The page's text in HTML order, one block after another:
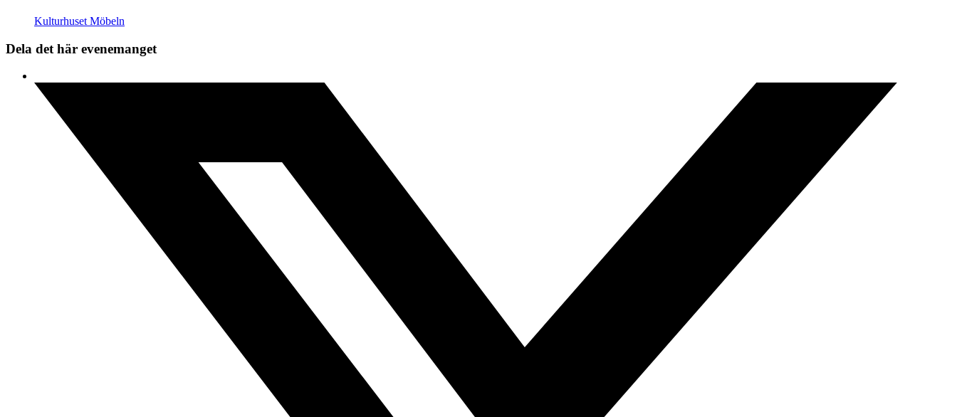
Kulturhuset Möbeln
Dela det här evenemanget